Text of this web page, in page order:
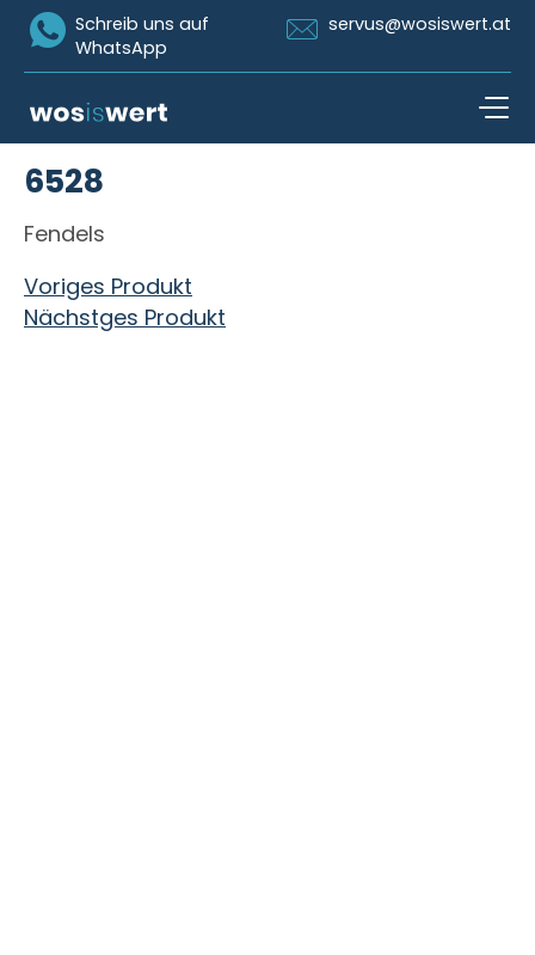
Icon Whatsapp
Schreib uns auf
WhatsApp
Icon Email
servus@wosiswert.at
6528
Fendels
Beitragsnavigation
Voriges Produkt
Nächstges Produkt